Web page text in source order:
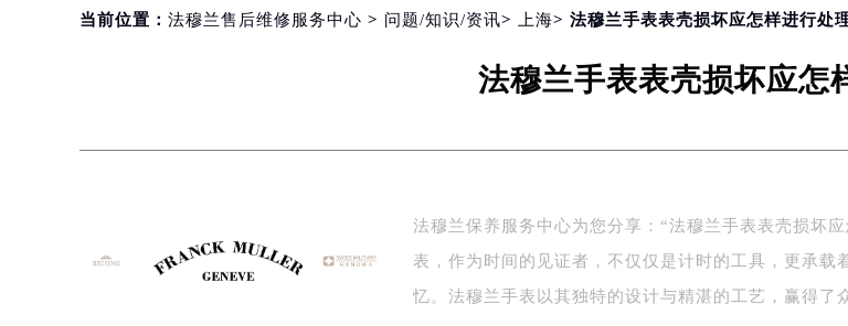
北京市东城区东长安街1号东方广场写字楼W3座6层602室（需提前预约）
上海市徐汇区虹桥路3号港汇中心写字楼2座37层3705室（需提前预约）
扬州市邗江区国展路29号星耀天地写字楼1号楼18层1803室（需提前预约）
盐城市盐都区世纪大道5号盐城金融城写字楼1号楼16层1604室（需提前预约）
泰州市海陵区永定东路399号置地商务中心东塔写字楼（华润万象城）17层1706
当前位置： 法穆兰售后维修服务中心 > 问题/知识/资讯> 上海> 法穆兰手表表壳损坏应怎样进行处
法穆兰手表表壳损坏应怎
法穆兰保养服务中心为您分享：“法穆兰手表表壳损坏
表，作为时间的见证者，不仅仅是计时的工具，更承载
忆。法穆兰手表以其独特的设计与精湛的工艺，赢得了